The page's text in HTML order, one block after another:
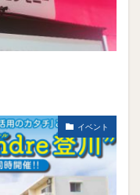
イベント